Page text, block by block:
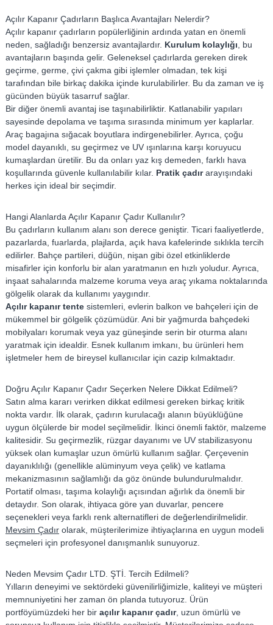
t
e
–
B
r
n
d
a
–
Ş
s
i
y
e
Açılır Kapanır Çadırların Başlıca Avantajları Nelerdir?
Açılır kapanır çadırların popülerliğinin ardında yatan en önemli
neden, sağladığı benzersiz avantajlardır. Kurulum kolaylığı , bu
avantajların başında gelir. Geleneksel çadırlarda gereken direk
geçirme, germe, çivi çakma gibi işlemler olmadan, tek kişi
tarafından bile birkaç dakika içinde kurulabilirler. Bu da zaman ve iş
gücünden büyük tasarruf sağlar.
Bir diğer önemli avantaj ise taşınabilirliktir. Katlanabilir yapıları
sayesinde depolama ve taşıma sırasında minimum yer kaplarlar.
Araç bagajına sığacak boyutlara indirgenebilirler. Ayrıca, çoğu
model dayanıklı, su geçirmez ve UV ışınlarına karşı koruyucu
kumaşlardan üretilir. Bu da onları yaz kış demeden, farklı hava
koşullarında güvenle kullanılabilir kılar. Pratik çadırarayışındaki
herkes için ideal bir seçimdir.
Hangi Alanlarda Açılır Kapanır Çadır Kullanılır?
Bu çadırların kullanım alanı son derece geniştir. Ticari faaliyetlerde,
pazarlarda, fuarlarda, plajlarda, açık hava kafelerinde sıklıkla tercih
edilirler. Bahçe partileri, düğün, nişan gibi özel etkinliklerde
misafirler için konforlu bir alan yaratmanın en hızlı yoludur. Ayrıca,
inşaat sahalarında malzeme koruma veya araç yıkama noktalarında
gölgelik olarak da kullanımı yaygındır.
Açılır kapanır tentesistemleri, evlerin balkon ve bahçeleri için de
mükemmel bir gölgelik çözümüdür. Ani bir yağmurda bahçedeki
mobilyaları korumak veya yaz güneşinde serin bir oturma alanı
yaratmak için idealdir. Esnek kullanım imkanı, bu ürünleri hem
işletmeler hem de bireysel kullanıcılar için cazip kılmaktadır.
Doğru Açılır Kapanır Çadır Seçerken Nelere Dikkat Edilmeli?
Satın alma kararı verirken dikkat edilmesi gereken birkaç kritik
nokta vardır. İlk olarak, çadırın kurulacağı alanın büyüklüğüne
uygun ölçülerde bir model seçilmelidir. İkinci önemli faktör, malzeme
kalitesidir. Su geçirmezlik, rüzgar dayanımı ve UV stabilizasyonu
yüksek olan kumaşlar uzun ömürlü kullanım sağlar. Çerçevenin
dayanıklılığı (genellikle alüminyum veya çelik) ve katlama
mekanizmasının sağlamlığı da göz önünde bulundurulmalıdır.
Portatif olması, taşıma kolaylığı açısından ağırlık da önemli bir
detaydır. Son olarak, ihtiyaca göre yan duvarlar, pencere
seçenekleri veya farklı renk alternatifleri de değerlendirilmelidir.
Mevsim Çadırolarak, müşterilerimize ihtiyaçlarına en uygun modeli
seçmeleri için profesyonel danışmanlık sunuyoruz.
Neden Mevsim Çadır LTD. ŞTİ. Tercih Edilmeli?
Yılların deneyimi ve sektördeki güvenilirliğimizle, kaliteyi ve müşteri
memnuniyetini her zaman ön planda tutuyoruz. Ürün
portföyümüzdeki her bir açılır kapanır çadır, uzun ömürlü ve